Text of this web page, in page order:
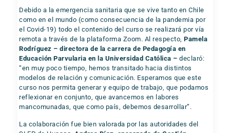
Debido a la emergencia sanitaria que se vive tanto en Chile
como en el mundo (como consecuencia de la pandemia por
el Covid-19) todo el contenido del curso se realizará por vía
remota a través de la plataforma Zoom. Al respecto,Pamela
Rodríguez – directora de la carrera de Pedagogía en
Educación Parvularia en la Universidad Católica – declaró:
“en muy poco tiempo, hemos transitado hacia distintos
modelos de relación y comunicación. Esperamos que este
curso nos permita generar y equipo de trabajo, que podamos
reflexionar en conjunto, que avancemos en labores
mancomunadas, que como país, debemos desarrollar”.
La colaboración fue bien valorada por las autoridades del